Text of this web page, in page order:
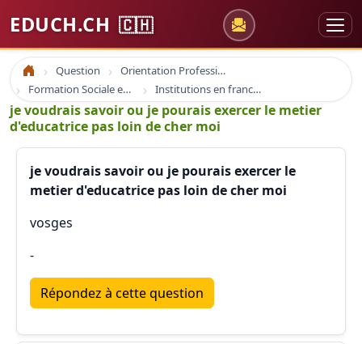
EDUCH.CH 🇨🇭
Accueil Question
Orientation Professionnelle
Formation Sociale en France
Institutions en france social
je voudrais savoir ou je pourais exercer le metier
d'educatrice pas loin de cher moi
je voudrais savoir ou je pourais exercer le
metier d'educatrice pas loin de cher moi
vosges
-
Répondez à cette question